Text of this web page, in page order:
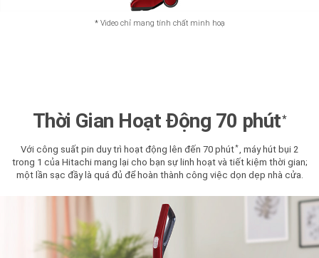
*Video chỉ mang tính chất minh hoạ
Thời Gian Hoạt Động 70 phút*
Với công suất pin duy trì hoạt động lên đến 70 phút*, máy hút bụi 2
trong 1 của Hitachi mang lại cho bạn sự linh hoạt và tiết kiệm thời gian;
một lần sạc đầy là quá đủ để hoàn thành công việc dọn dẹp nhà cửa.